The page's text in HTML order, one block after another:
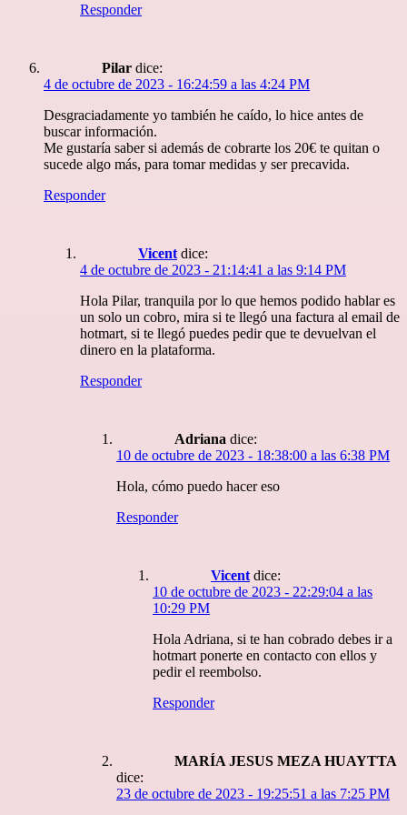
Responder
Pilar dice:
4 de octubre de 2023 - 16:24:59 a las 4:24 PM
Desgraciadamente yo también he caído, lo hice antes de
buscar información.
Me gustaría saber si además de cobrarte los 20€ te quitan o
sucede algo más, para tomar medidas y ser precavida.
Responder
Vicent dice:
4 de octubre de 2023 - 21:14:41 a las 9:14 PM
Hola Pilar, tranquila por lo que hemos podido hablar es
un solo un cobro, mira si te llegó una factura al email de
hotmart, si te llegó puedes pedir que te devuelvan el
dinero en la plataforma.
Responder
Adriana dice:
10 de octubre de 2023 - 18:38:00 a las 6:38 PM
Hola, cómo puedo hacer eso
Responder
Vicent dice:
10 de octubre de 2023 - 22:29:04 a las
10:29 PM
Hola Adriana, si te han cobrado debes ir a
hotmart ponerte en contacto con ellos y
pedir el reembolso.
Responder
MARÍA JESUS MEZA HUAYTTA
dice:
23 de octubre de 2023 - 19:25:51 a las 7:25 PM